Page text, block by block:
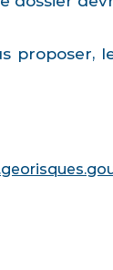
proposer,